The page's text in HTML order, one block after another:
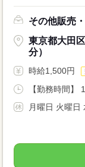
その他販売
東京都大田
分）
時給1,500円
【勤務時間】
月曜日 火曜日